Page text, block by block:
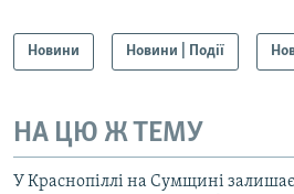
Новини Новини | Події
НА ЦЮ Ж ТЕМУ
У Краснопіллі на Сумщині